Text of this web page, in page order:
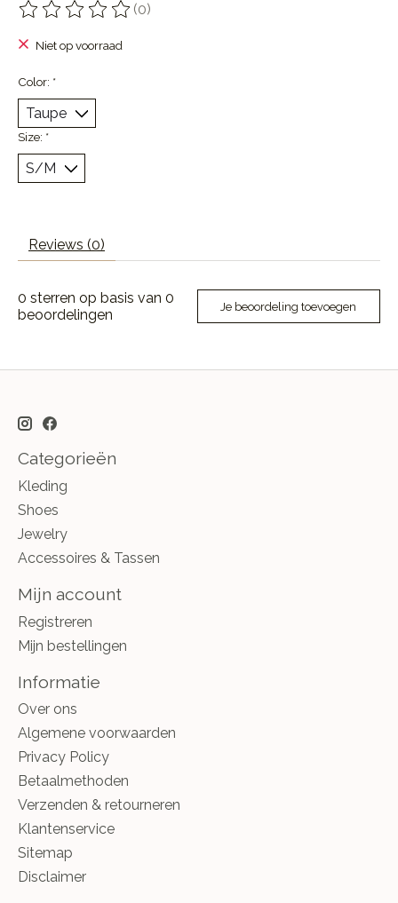
De beoordeling van dit product is
(0)
Niet op voorraad
Color: *
Size: *
Reviews (0)
0 sterren op basis van 0
beoordelingen
Je beoordeling toevoegen
Categorieën
Kleding
Shoes
Jewelry
Accessoires & Tassen
Mijn account
Registreren
Mijn bestellingen
Informatie
Over ons
Algemene voorwaarden
Privacy Policy
Betaalmethoden
Verzenden & retourneren
Klantenservice
Sitemap
Disclaimer